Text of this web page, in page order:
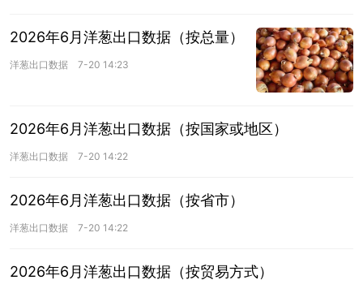
2026年6月洋葱出口数据（按总量）
洋葱出口数据 7-20 14:23
2026年6月洋葱出口数据（按国家或地区）
洋葱出口数据 7-20 14:22
2026年6月洋葱出口数据（按省市）
洋葱出口数据 7-20 14:22
2026年6月洋葱出口数据（按贸易方式）